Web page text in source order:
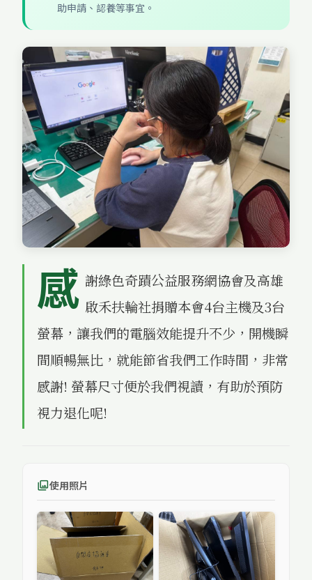
助申請、認養等事宜。
感 謝綠色奇蹟公益服務網協會及高雄
啟禾扶輪社捐贈本會4台主機及3台
螢幕，讓我們的電腦效能提升不少，開機瞬
間順暢無比，就能節省我們工作時間，非常
感謝! 螢幕尺寸便於我們視讀，有助於預防
視力退化呢!
photo_library使用照片